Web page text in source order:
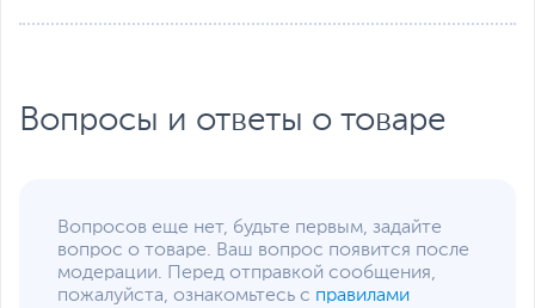
Вопросы и ответы о товаре
Вопросов еще нет, будьте первым, задайте
вопрос о товаре. Ваш вопрос появится после
модерации. Перед отправкой сообщения,
пожалуйста, ознакомьтесь с правилами